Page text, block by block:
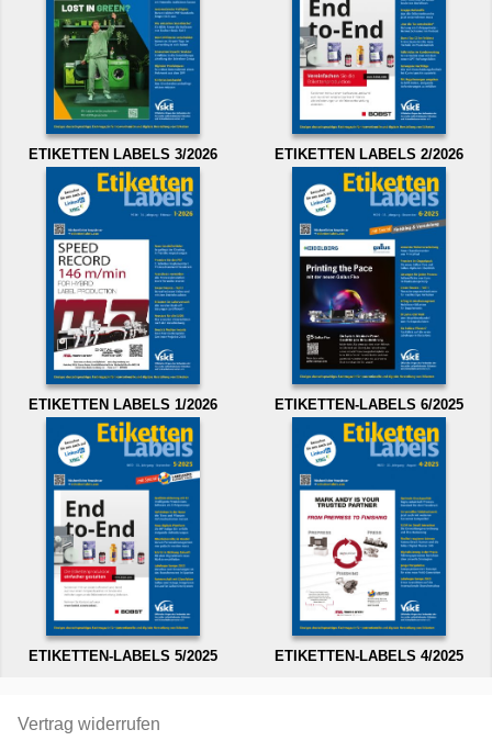
ETIKETTEN LABELS 3/2026 ETIKETTEN LABELS 2/2026
ETIKETTEN LABELS 1/2026 ETIKETTEN-LABELS 6/2025
ETIKETTEN-LABELS 5/2025 ETIKETTEN-LABELS 4/2025
Vertrag widerrufen